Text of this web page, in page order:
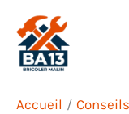
contenu
Accueil
Rechercher